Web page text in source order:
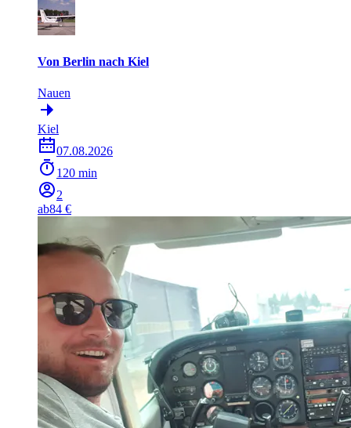
Von Berlin nach Kiel
Nauen
Kiel
07.08.2026
120 min
2
ab84 €